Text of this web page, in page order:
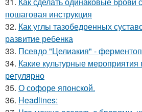
пошаговая инструкция
32. Как углы тазобедренных
развитие ребенка
33. Псевдо "Целиакия" -
34. Какие культурные мероприятия
регулярно
35. О софоре японской.
36. Headlines: